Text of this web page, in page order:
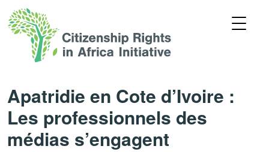
Apatridie en Cote d’Ivoire :
Les professionnels des
médias s’engagent